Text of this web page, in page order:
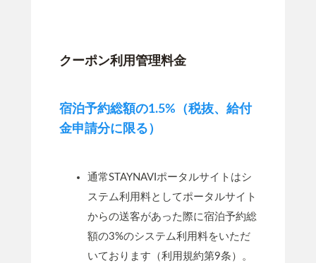
クーポン利用管理料金
宿泊予約総額の1.5%（税抜、給付
⾦申請分に限る）
通常STAYNAVIポータルサイトはシ
ステム利用料としてポータルサイト
からの送客があった際に宿泊予約総
額の3%のシステム利用料をいただ
いております（利用規約第9条）。